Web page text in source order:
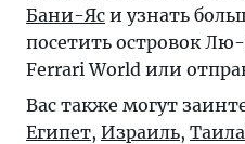
Бани-Яс и узнать
посетить островок
Ferrari World или
Вас также могут
Египет, Израиль,